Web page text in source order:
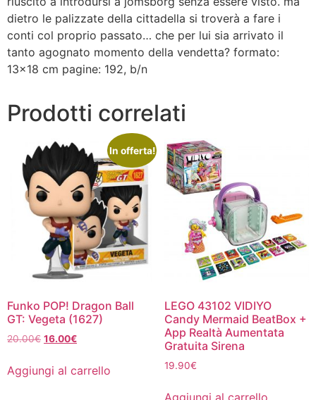
dietro le palizzate della cittadella si troverà a fare i
conti col proprio passato… che per lui sia arrivato il
tanto agognato momento della vendetta? formato:
13×18 cm pagine: 192, b/n
Prodotti correlati
In offerta!
Funko POP! Dragon Ball
GT: Vegeta (1627)
20.00€ Il
originale
era:
16.00€Il
attuale
Aggiungi al carrello
LEGO 43102 VIDIYO
Candy Mermaid BeatBox +
App Realtà Aumentata
Gratuita Sirena
19.90€